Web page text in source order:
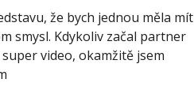
že bych jednou měla mít
smysl. Kdykoliv začal partner
video, okamžitě jsem